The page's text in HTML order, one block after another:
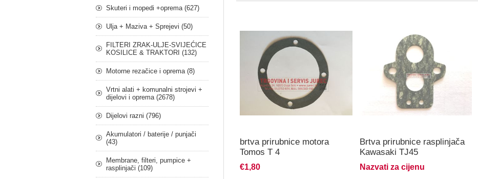
brtva prirubnice motora
Tomos T 4
€1,80
Brtva prirubnice rasplinjača
Kawasaki TJ45
Nazvati za cijenu
Skuteri i mopedi +oprema (627)
Ulja + Maziva + Sprejevi (50)
FILTERI ZRAK-ULJE-SVIJEĆICE
KOSILICE & TRAKTORI (132)
Motorne rezačice i oprema (8)
Vrtni alati + komunalni strojevi +
dijelovi i oprema (2678)
Dijelovi razni (796)
Akumulatori / baterije / punjači
(43)
Membrane, filteri, pumpice +
rasplinjači (109)